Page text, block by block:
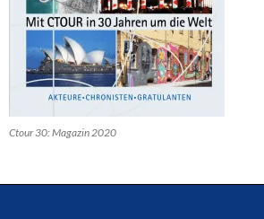
Ctour 30: Magazin 2020